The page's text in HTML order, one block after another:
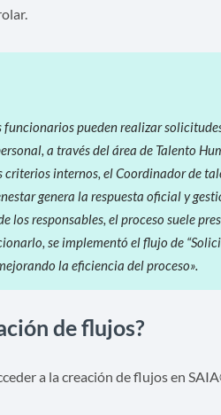
funcionarios pueden realizar
a través del área de Talento
internos, el Coordinador de
genera la respuesta oficial y
los responsables, el proceso suele
se implementó el flujo de
la eficiencia del proceso».
de flujos?
a la creación de flujos en